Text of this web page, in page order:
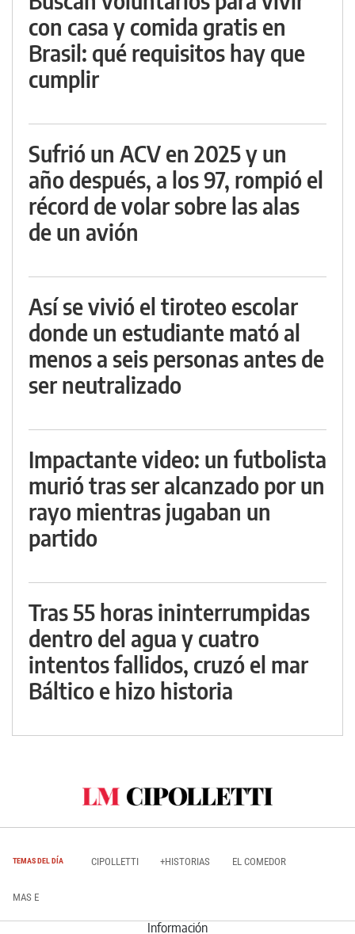
con casa y comida gratis en
Brasil: qué requisitos hay que
cumplir
Sufrió un ACV en 2025 y un
año después, a los 97, rompió el
récord de volar sobre las alas
de un avión
Así se vivió el tiroteo escolar
donde un estudiante mató al
menos a seis personas antes de
ser neutralizado
Impactante video: un futbolista
murió tras ser alcanzado por un
rayo mientras jugaban un
partido
Tras 55 horas ininterrumpidas
dentro del agua y cuatro
intentos fallidos, cruzó el mar
Báltico e hizo historia
TEMAS DEL DÍA CIPOLLETTI +HISTORIAS EL COMEDOR
MAS E
Información